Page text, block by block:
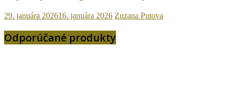
29. januára 202616. januára 2026 Zuzana Putova
Odporúčané produkty